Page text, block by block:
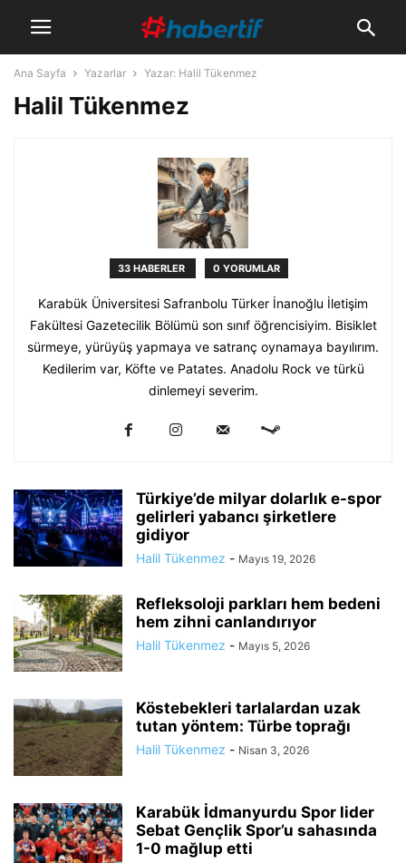
Ana Sayfa Yazarlar Yazar: Halil Tükenmez
Halil Tükenmez
33 HABERLER 0 YORUMLAR
Karabük Üniversitesi Safranbolu Türker İnanoğlu İletişim
Fakültesi Gazetecilik Bölümü son sınıf öğrencisiyim. Bisiklet
sürmeye, yürüyüş yapmaya ve satranç oynamaya bayılırım.
Kedilerim var, Köfte ve Patates. Anadolu Rock ve türkü
dinlemeyi severim.
Türkiye’de milyar dolarlık e-spor
gelirleri yabancı şirketlere
gidiyor
Halil Tükenmez - Mayıs 19, 2026
Refleksoloji parkları hem bedeni
hem zihni canlandırıyor
Halil Tükenmez - Mayıs 5, 2026
Köstebekleri tarlalardan uzak
tutan yöntem: Türbe toprağı
Halil Tükenmez - Nisan 3, 2026
Karabük İdmanyurdu Spor lider
Sebat Gençlik Spor’u sahasında
1-0 mağlup etti